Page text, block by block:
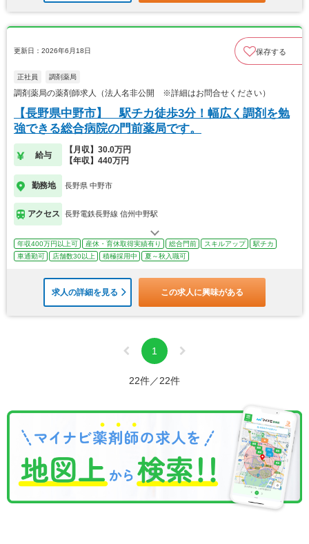
更新日：2026年6月18日 保存する
正社員 調剤薬局
調剤薬局の薬剤師求人（法人名非公開 ※詳細はお問合せください）
【長野県中野市】 駅チカ徒歩3分！幅広く調剤を勉
強できる総合病院の門前薬局です。
給与
【月収】30.0万円
【年収】440万円
勤務地 長野県 中野市
アクセス 長野電鉄長野線 信州中野駅
年収400万円以上可 産休・育休取得実績有り 総合門前 スキルアップ
駅チカ
車通勤可
店舗数30以上 積極採用中 夏～秋入職可
求人の詳細を見る この求人に興味がある
1
22件／22件